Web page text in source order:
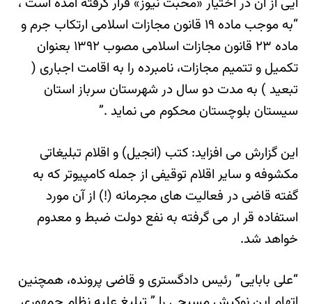
“به موجب ماده ۱۹ قانون مجازات اسلامی ارتکاب جرم و
ماده ۲۳ قانون مجازات اسلامی مصوب ۱۳۹۲ بعنوان
تکمیل و تتمیم مجازات، نامبرده را به اقامت اجباری (
تبعید ) به مدت دو سال در شهرستان سرباز استان
سیستان بلوچستان محکوم می نماید .”
این گزارش می افزاید: کتب (انجیل) و اقلام تبلیغاتی
مکشوفه و سایر اقلام توقیفی از جمله کامپیوتر که به
گفته قاضی در فعالیت های مجرمانه (!) از آن مورد
استفاده قر ار می گرفته به نفع دولت ضبط و معدوم
خواهد شد.
“علی بابایی” رئیس دادگستری و قاضی پرونده، همچنین